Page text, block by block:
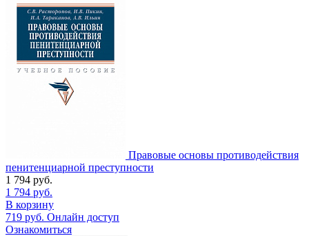
Правовые основы противодействия
пенитенциарной преступности
1 794 руб.
1 794 руб.
В корзину
719 руб. Онлайн доступ
Ознакомиться